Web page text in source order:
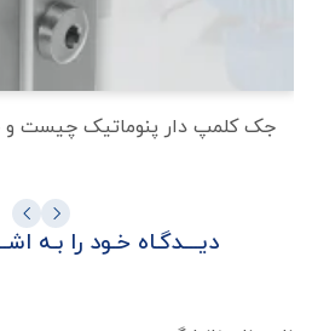
جک کلمپ دار پنوماتیک چیست و
دیـــدگـاه خـود را بـه